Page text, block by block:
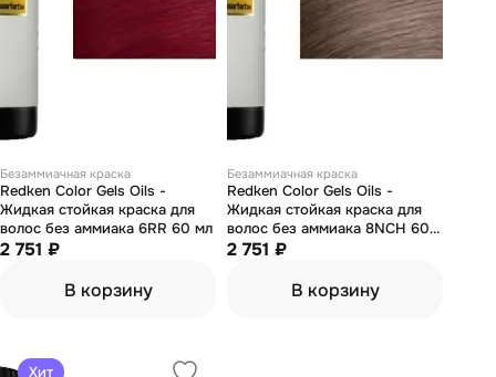
Безаммиачная краска
Redken Color Gels Oils -
Жидкая стойкая краска для
волос без аммиака 6RR 60 мл
2 751 ₽
В корзину
Безаммиачная краска
Redken Color Gels Oils -
Жидкая стойкая краска для
волос без аммиака 8NCH 60
мл
2 751 ₽
В корзину
Хит